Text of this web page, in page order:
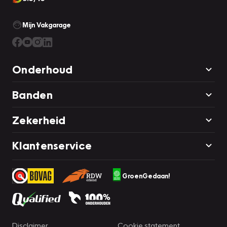
Mijn Vakgarage
Onderhoud
Banden
Zekerheid
Klantenservice
GroenGedaan!
Disclaimer Cookie statement